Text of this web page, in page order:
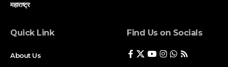
महाराष्ट्र
Quick Link
About Us
Find Us on Socials